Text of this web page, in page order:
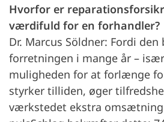
Hvorfor er
værdifuld for en forhandler?
Dr. Marcus Söldner: Fordi
forretningen i mange år –
muligheden for at forlænge
styrker tilliden, øger
værkstedet ekstra omsætning.